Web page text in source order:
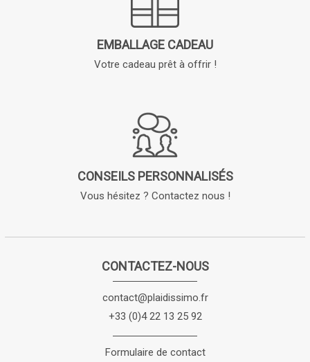
EMBALLAGE CADEAU
Votre cadeau prêt à offrir !
CONSEILS PERSONNALISÉS
Vous hésitez ? Contactez nous !
CONTACTEZ-NOUS
contact@plaidissimo.fr
+33 (0)4 22 13 25 92
Formulaire de contact